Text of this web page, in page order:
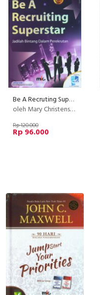
Be A Recruting Superstar: Jadilah Bintang Dalam Perekrutan
oleh Mary Christensen
Rp 120.000
Rp 96.000